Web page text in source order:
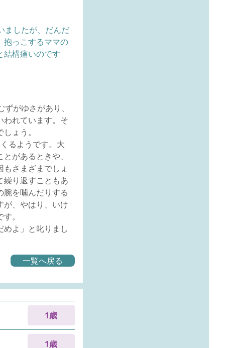
ましたが、だんだ
抱っこするママの
結構痛いのです
がゆさがあり、
われています。そ
ょう。
るようです。大
があるときや、
さまざまでしょ
繰り返すこともあ
を噛んだりする
が、やはり、いけ
。
よ」と叱りまし
一覧へ戻る
1歳
1歳